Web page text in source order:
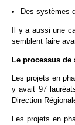
Des systèmes
Il y a aussi une
semblent faire
Le processus de
Les projets en
y avait 97
Direction
Les projets en